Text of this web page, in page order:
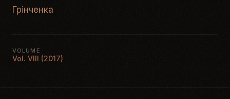
Грінченка
VOLUME
Vol. VIII (2017)